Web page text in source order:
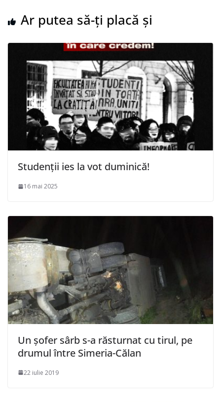
Ar putea să-ți placă și
Studenții ies la vot duminică!
16 mai 2025
Un șofer sârb s-a răsturnat cu tirul, pe
drumul între Simeria-Călan
22 iulie 2019